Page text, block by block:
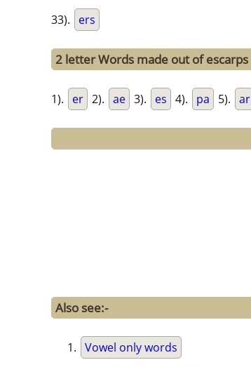
33). ers
2 letter Words made out of escarps
1). er 2). ae 3). es 4). pa 5). ar
Also see:-
Vowel only words